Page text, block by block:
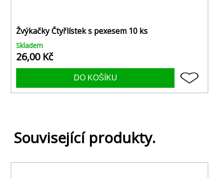
Žvýkačky Čtyřlístek s pexesem 10 ks
Skladem
26,00 Kč
Související produkty.